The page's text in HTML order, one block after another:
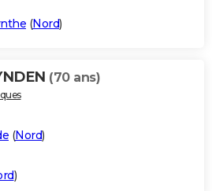
(Nord)
(70 ans)
(Nord)
)